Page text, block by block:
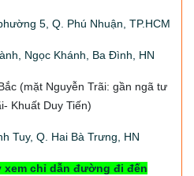
5, Q. Phú Nhuận, TP.HCM
Ngọc Khánh, Ba Đình, HN
(mặt Nguyễn Trãi: gần ngã tư
Khuất Duy Tiến)
Tuy, Q. Hai Bà Trưng, HN
xem chỉ dẫn đường đi đến